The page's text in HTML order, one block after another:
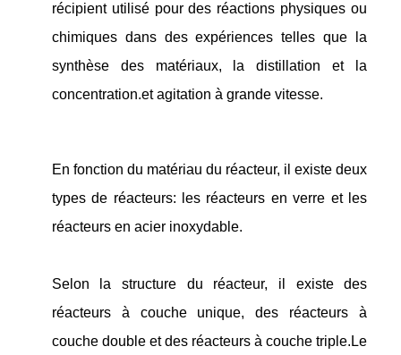
récipient utilisé pour des réactions physiques ou
chimiques dans des expériences telles que la
synthèse des matériaux, la distillation et la
concentration.et agitation à grande vitesse.
En fonction du matériau du réacteur, il existe deux
types de réacteurs: les réacteurs en verre et les
réacteurs en acier inoxydable.
Selon la structure du réacteur, il existe des
réacteurs à couche unique, des réacteurs à
couche double et des réacteurs à couche triple.Le